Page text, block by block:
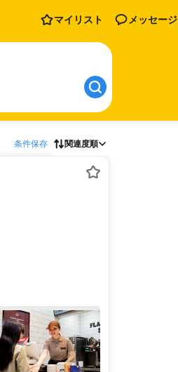
マイリスト メッセージ
条件保存 関連度順